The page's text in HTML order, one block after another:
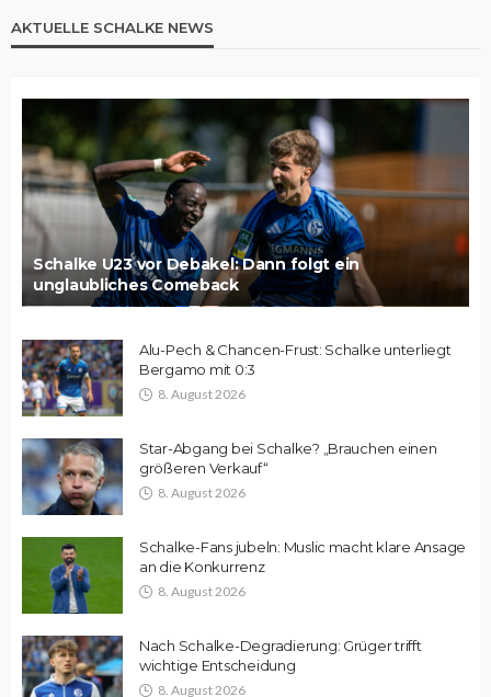
AKTUELLE SCHALKE NEWS
Schalke U23 vor Debakel: Dann folgt ein
unglaubliches Comeback
Alu-Pech & Chancen-Frust: Schalke unterliegt
Bergamo mit 0:3
8. August 2026
Star-Abgang bei Schalke? „Brauchen einen
größeren Verkauf“
8. August 2026
Schalke-Fans jubeln: Muslic macht klare Ansage
an die Konkurrenz
8. August 2026
Nach Schalke-Degradierung: Grüger trifft
wichtige Entscheidung
8. August 2026